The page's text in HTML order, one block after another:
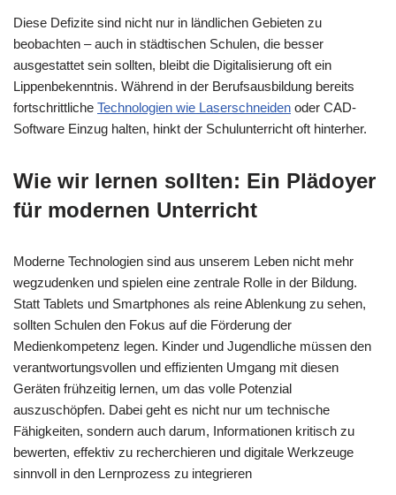
Diese Defizite sind nicht nur in ländlichen Gebieten zu
beobachten – auch in städtischen Schulen, die besser
ausgestattet sein sollten, bleibt die Digitalisierung oft ein
Lippenbekenntnis. Während in der Berufsausbildung bereits
fortschrittliche Technologien wie Laserschneiden oder CAD-
Software Einzug halten, hinkt der Schulunterricht oft hinterher.
Wie wir lernen sollten: Ein Plädoyer
für modernen Unterricht
Moderne Technologien sind aus unserem Leben nicht mehr
wegzudenken und spielen eine zentrale Rolle in der Bildung.
Statt Tablets und Smartphones als reine Ablenkung zu sehen,
sollten Schulen den Fokus auf die Förderung der
Medienkompetenz legen. Kinder und Jugendliche müssen den
verantwortungsvollen und effizienten Umgang mit diesen
Geräten frühzeitig lernen, um das volle Potenzial
auszuschöpfen. Dabei geht es nicht nur um technische
Fähigkeiten, sondern auch darum, Informationen kritisch zu
bewerten, effektiv zu recherchieren und digitale Werkzeuge
sinnvoll in den Lernprozess zu integrieren